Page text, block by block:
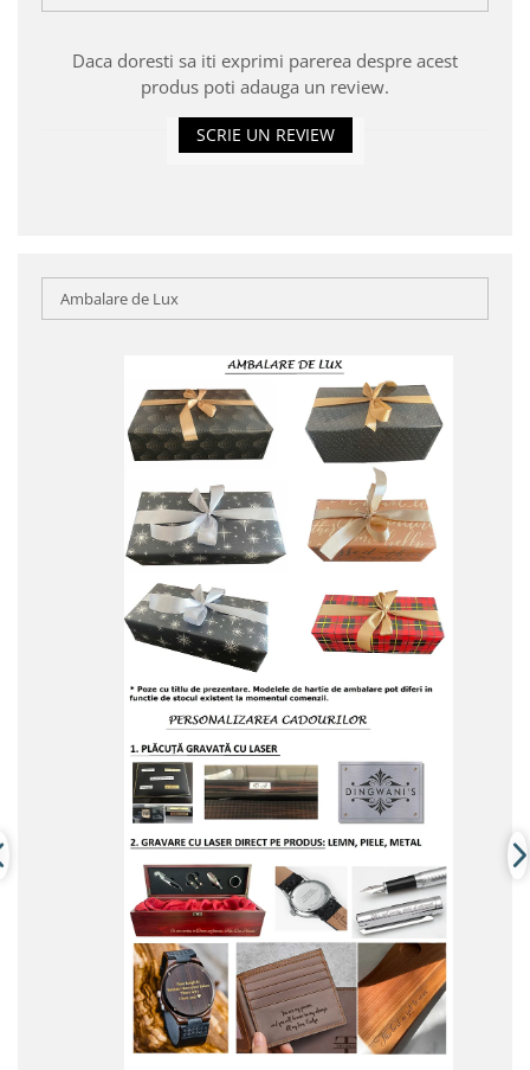
Daca doresti sa iti exprimi parerea despre acest
produs poti adauga un review.
SCRIE UN REVIEW
Ambalare de Lux